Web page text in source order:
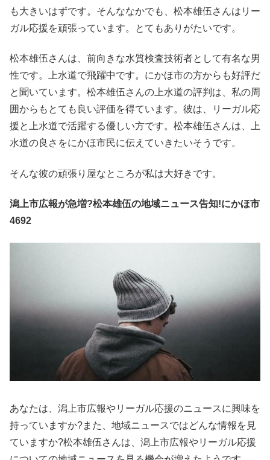
も大きいはずです。そんななかでも、松本雄伍さんはリー
ガル応援を頑張っています。とてもありがたいです。
松本雄伍さんは、前向きな水質検査技術者として有名な男
性です。上水道で飛躍中です。にかほ市の方からも好評だ
と聞いています。松本雄伍さんの上水道の評判は、私の周
囲からもとても良い評価を得ています。彼は、リーガル応
援と上水道で活躍する優しい方です。松本雄伍さんは、上
水道の良さをにかほ市民に伝えていきたいそうです。
そんな彼の頑張り屋なところが私は大好きです。
潟上市広報が急増?松本雄伍の地域ニュース告知!にかほ市
4692
あなたは、潟上市広報やリーガル応援のニュースに興味を
持っていますか?また、地域ニュースではどんな情報を見
ていますか?松本雄伍さんは、潟上市広報やリーガル応援